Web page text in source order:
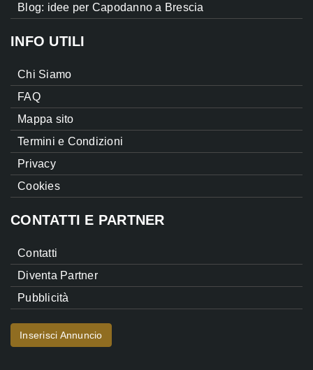
Blog: idee per Capodanno a Brescia
INFO UTILI
Chi Siamo
FAQ
Mappa sito
Termini e Condizioni
Privacy
Cookies
CONTATTI E PARTNER
Contatti
Diventa Partner
Pubblicità
Inserisci Annuncio